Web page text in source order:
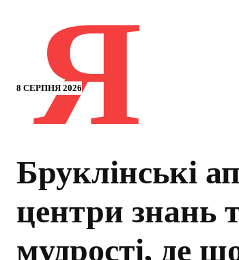
8 СЕРПНЯ 2026
Я
Бруклінські
центри знань
мудрості, де